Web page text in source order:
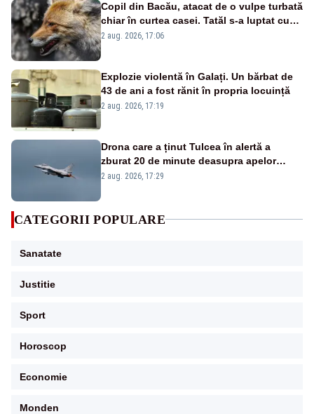
Copil din Bacău, atacat de o vulpe turbată
chiar în curtea casei. Tatăl s-a luptat cu
animalul ca să-i salveze viața
2 aug. 2026, 17:06
Explozie violentă în Galați. Un bărbat de
43 de ani a fost rănit în propria locuință
2 aug. 2026, 17:19
Drona care a ținut Tulcea în alertă a
zburat 20 de minute deasupra apelor
României. Au fost ridicate două F-16
2 aug. 2026, 17:29
CATEGORII POPULARE
Sanatate
Justitie
Sport
Horoscop
Economie
Monden